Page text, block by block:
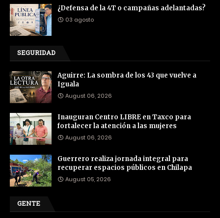
¿Defensa de la 4T o campañas adelantadas?
03 agosto
SEGURIDAD
Aguirre: La sombra de los 43 que vuelve a
Iguala
August 06, 2026
Inauguran Centro LIBRE en Taxco para
fortalecer la atención a las mujeres
August 06, 2026
Guerrero realiza jornada integral para
recuperar espacios públicos en Chilapa
August 05, 2026
GENTE